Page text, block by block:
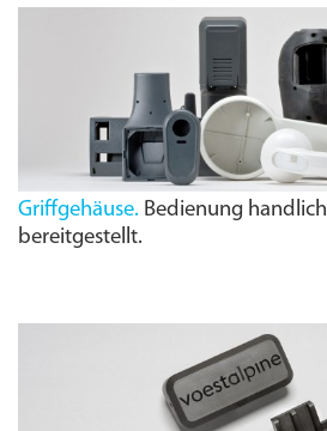
Griffgehäuse. Bedienung handlich
bereitgestellt.